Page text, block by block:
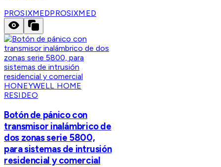
PROSIXMEDPROSIXMED
HONEYWELL HOME
RESIDEO
Botón de pánico con
transmisor inalámbrico de
dos zonas serie 5800,
para sistemas de intrusión
residencial y comercial